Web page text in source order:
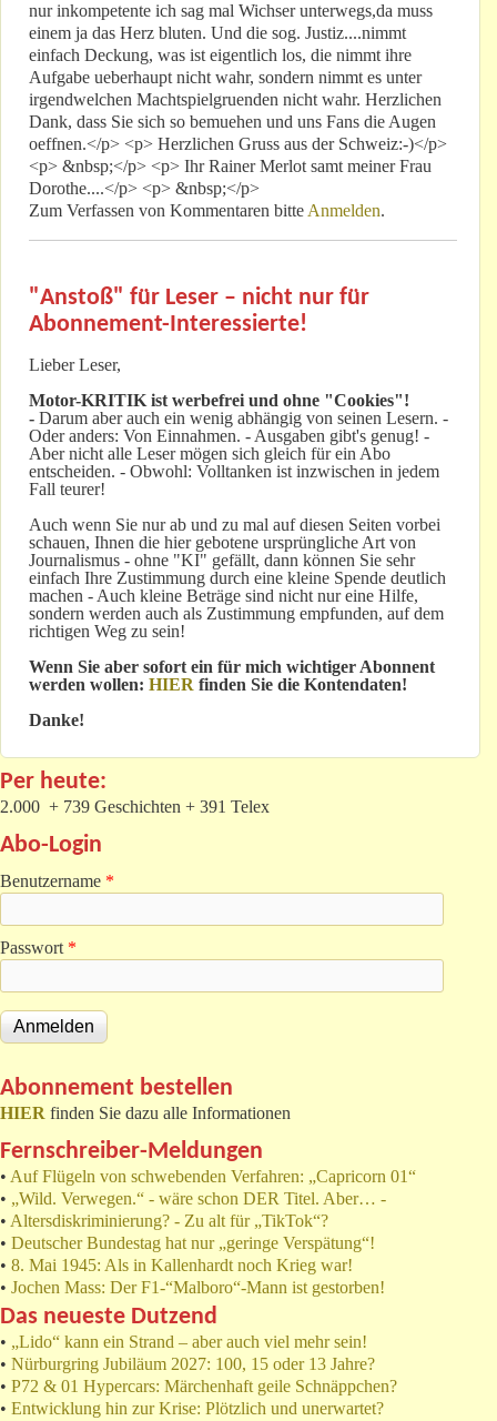
nur inkompetente ich sag mal Wichser unterwegs,da muss
einem ja das Herz bluten. Und die sog. Justiz....nimmt
einfach Deckung, was ist eigentlich los, die nimmt ihre
Aufgabe ueberhaupt nicht wahr, sondern nimmt es unter
irgendwelchen Machtspielgruenden nicht wahr. Herzlichen
Dank, dass Sie sich so bemuehen und uns Fans die Augen
oeffnen.</p> <p> Herzlichen Gruss aus der Schweiz:-)</p>
<p> &nbsp;</p> <p> Ihr Rainer Merlot samt meiner Frau
Dorothe....</p> <p> &nbsp;</p>
Zum Verfassen von Kommentaren bitte Anmelden.
"Anstoß" für Leser – nicht nur für
Abonnement-Interessierte!
Lieber Leser,
Motor-KRITIK ist werbefrei und ohne "Cookies"!
- Darum aber auch ein wenig abhängig von seinen Lesern. -
Oder anders: Von Einnahmen. - Ausgaben gibt's genug! -
Aber nicht alle Leser mögen sich gleich für ein Abo
entscheiden. - Obwohl: Volltanken ist inzwischen in jedem
Fall teurer!
Auch wenn Sie nur ab und zu mal auf diesen Seiten vorbei
schauen, Ihnen die hier gebotene ursprüngliche Art von
Journalismus - ohne "KI" gefällt, dann können Sie sehr
einfach Ihre Zustimmung durch eine kleine Spende deutlich
machen - Auch kleine Beträge sind nicht nur eine Hilfe,
sondern werden auch als Zustimmung empfunden, auf dem
richtigen Weg zu sein!
Wenn Sie aber sofort ein für mich wichtiger Abonnent
werden wollen: HIER finden Sie die Kontendaten!
Danke!
Per heute:
2.000 + 739 Geschichten + 391 Telex
Abo-Login
Benutzername *
Passwort *
Abonnement bestellen
HIER finden Sie dazu alle Informationen
Fernschreiber-Meldungen
• Auf Flügeln von schwebenden Verfahren: „Capricorn 01“
• „Wild. Verwegen.“ - wäre schon DER Titel. Aber… -
• Altersdiskriminierung? - Zu alt für „TikTok“?
• Deutscher Bundestag hat nur „geringe Verspätung“!
• 8. Mai 1945: Als in Kallenhardt noch Krieg war!
• Jochen Mass: Der F1-“Malboro“-Mann ist gestorben!
Das neueste Dutzend
• „Lido“ kann ein Strand – aber auch viel mehr sein!
• Nürburgring Jubiläum 2027: 100, 15 oder 13 Jahre?
• P72 & 01 Hypercars: Märchenhaft geile Schnäppchen?
• Entwicklung hin zur Krise: Plötzlich und unerwartet?